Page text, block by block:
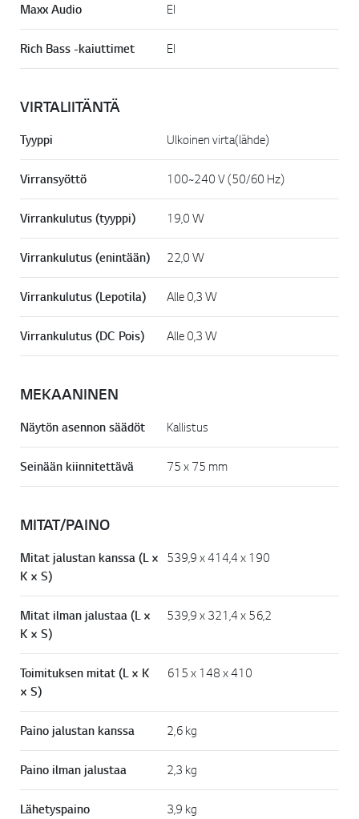
Maxx Audio EI
Rich Bass -kaiuttimet EI
VIRTALIITÄNTÄ
Tyyppi Ulkoinen virta(lähde)
Virransyöttö 100~240 V (50/60 Hz)
Virrankulutus (tyyppi) 19,0 W
Virrankulutus (enintään) 22,0 W
Virrankulutus (Lepotila) Alle 0,3 W
Virrankulutus (DC Pois) Alle 0,3 W
MEKAANINEN
Näytön asennon säädöt Kallistus
Seinään kiinnitettävä 75 x 75 mm
MITAT/PAINO
Mitat jalustan kanssa (L ×
K × S)
539,9 x 414,4 x 190
Mitat ilman jalustaa (L ×
K × S)
539,9 x 321,4 x 56,2
Toimituksen mitat (L × K
× S)
615 x 148 x 410
Paino jalustan kanssa 2,6 kg
Paino ilman jalustaa 2,3 kg
Lähetyspaino 3,9 kg